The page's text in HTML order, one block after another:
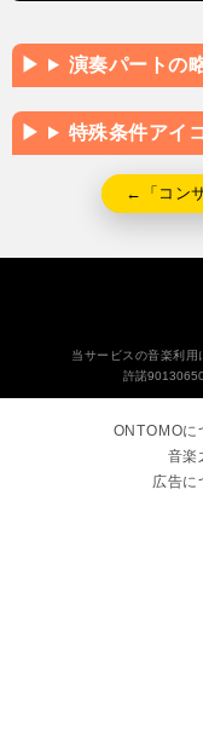
演奏パートの
特殊条件アイ
←「コン
当サービスの音楽利
許諾
ONTOMOに
音楽
広告に